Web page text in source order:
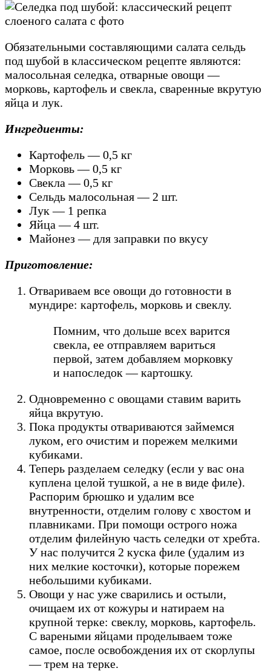
Обязательными составляющими салата сельдь
под шубой в классическом рецепте являются:
малосольная селедка, отварные овощи —
морковь, картофель и свекла, сваренные вкрутую
яйца и лук.
Ингредиенты:
Картофель — 0,5 кг
Морковь — 0,5 кг
Свекла — 0,5 кг
Сельдь малосольная — 2 шт.
Лук — 1 репка
Яйца — 4 шт.
Майонез — для заправки по вкусу
Приготовление:
Отвариваем все овощи до готовности в
мундире: картофель, морковь и свеклу.
Помним, что дольше всех варится
свекла, ее отправляем вариться
первой, затем добавляем морковку
и напоследок — картошку.
Одновременно с овощами ставим варить
яйца вкрутую.
Пока продукты отвариваются займемся
луком, его очистим и порежем мелкими
кубиками.
Теперь разделаем селедку (если у вас она
куплена целой тушкой, а не в виде филе).
Распорим брюшко и удалим все
внутренности, отделим голову с хвостом и
плавниками. При помощи острого ножа
отделим филейную часть селедки от хребта.
У нас получится 2 куска филе (удалим из
них мелкие косточки), которые порежем
небольшими кубиками.
Овощи у нас уже сварились и остыли,
очищаем их от кожуры и натираем на
крупной терке: свеклу, морковь, картофель.
С вареными яйцами проделываем тоже
самое, после освобождения их от скорлупы
— трем на терке.